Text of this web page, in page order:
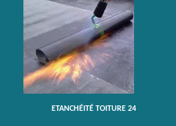
ETANCHÉITÉ TOITURE 24